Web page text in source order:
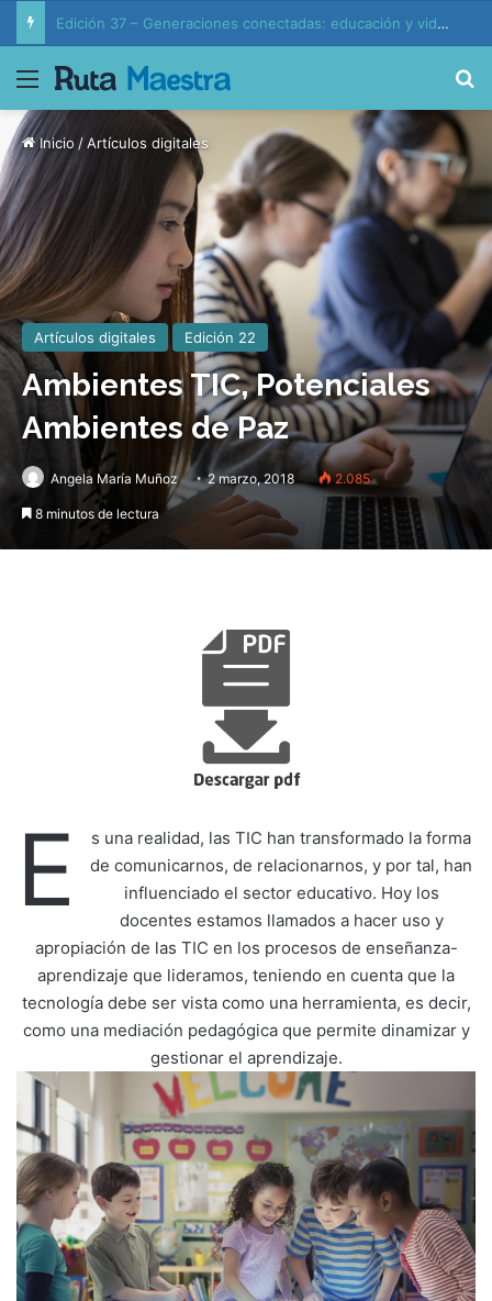
Edición 37 – Generaciones conectadas: educación y vida en la era de la IA
Menú
Inicio /Artículos digitales
Artículos digitales Edición 22
Ambientes TIC, Potenciales
Ambientes de Paz
Angela María Muñoz 2 marzo, 2018 2.085
8 minutos de lectura
E
s una realidad, las TIC han transformado la forma
de comunicarnos, de relacionarnos, y por tal, han
influenciado el sector educativo. Hoy los
docentes estamos llamados a hacer uso y
apropiación de las TIC en los procesos de enseñanza-
aprendizaje que lideramos, teniendo en cuenta que la
tecnología debe ser vista como una herramienta, es decir,
como una mediación pedagógica que permite dinamizar y
gestionar el aprendizaje.